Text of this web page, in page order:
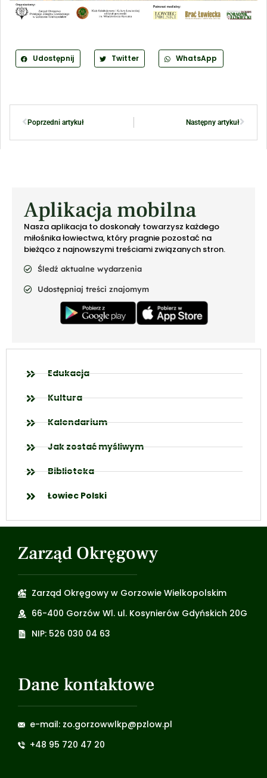
Udostępnij Twitter WhatsApp
Poprzedni artykuł Następny artykuł
Aplikacja mobilna
Nasza aplikacja to doskonały towarzysz każdego
miłośnika łowiectwa, który pragnie pozostać na
bieżąco z najnowszymi treściami związanych stron.
Śledź aktualne wydarzenia
Udostępniaj treści znajomym
Edukacja
Kultura
Kalendarium
Jak zostać myśliwym
Biblioteka
Łowiec Polski
Zarząd Okręgowy
Zarząd Okręgowy w Gorzowie Wielkopolskim
66-400 Gorzów Wl. ul. Kosynierów Gdyńskich 20G
NIP: 526 030 04 63
Dane kontaktowe
e-mail: zo.gorzowwlkp@pzlow.pl
+48 95 720 47 20